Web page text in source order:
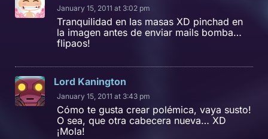
January 15, 2011 at 3:02 pm
Tranquilidad en las masas XD pinchad en
la imagen antes de enviar mails bomba…
flipaos!
Lord Kanington
January 15, 2011 at 3:43 pm
Cómo te gusta crear polémica, vaya susto!
O sea, que otra cabecera nueva… XD
¡Mola!